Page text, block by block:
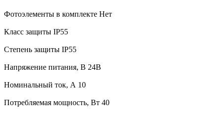
Фотоэлементы в комплекте Нет
Класс защиты IP55
Степень защиты IP55
Напряжение питания, В 24В
Номинальный ток, А 10
Потребляемая мощность, Вт 40